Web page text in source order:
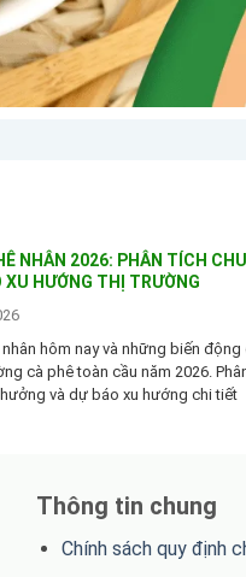
NHÂN 2026: PHÂN TÍCH
XU HƯỚNG THỊ TRƯỜNG
hôm nay và những biến động
cà phê toàn cầu năm 2026.
và dự báo xu hướng chi tiết
Thông tin chung
Chính sách quy định